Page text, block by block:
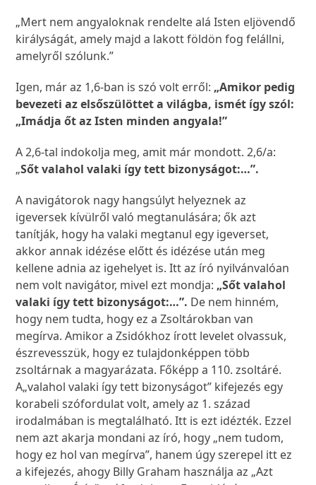
„Mert nem angyaloknak rendelte alá Isten eljövendő
királyságát, amely majd a lakott földön fog felállni,
amelyről szólunk.”
Igen, már az 1,6-ban is szó volt erről: „Amikor pedig
bevezeti az elsőszülöttet a világba, ismét így szól:
„Imádja őt az Isten minden angyala!”
A 2,6-tal indokolja meg, amit már mondott. 2,6/a:
„Sőt valahol valaki így tett bizonyságot:…”.
A navigátorok nagy hangsúlyt helyeznek az
igeversek kívülről való megtanulására; ők azt
tanítják, hogy ha valaki megtanul egy igeverset,
akkor annak idézése előtt és idézése után meg
kellene adnia az igehelyet is. Itt az író nyilvánvalóan
nem volt navigátor, mivel ezt mondja: „Sőt valahol
valaki így tett bizonyságot:…”. De nem hinném,
hogy nem tudta, hogy ez a Zsoltárokban van
megírva. Amikor a Zsidókhoz írott levelet olvassuk,
észrevesszük, hogy ez tulajdonképpen több
zsoltárnak a magyarázata. Főképp a 110. zsoltáré.
A„valahol valaki így tett bizonyságot” kifejezés egy
korabeli szófordulat volt, amely az 1. század
irodalmában is megtalálható. Itt is ezt idézték. Ezzel
nem azt akarja mondani az író, hogy „nem tudom,
hogy ez hol van megírva”, hanem úgy szerepel itt ez
a kifejezés, ahogy Billy Graham használja az „Azt